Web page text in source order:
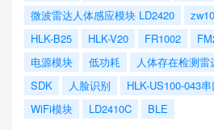
微波雷达人体感应模块 LD2420
HLK-B25
HLK-V20 FR1002
电源模块
低功耗 人体存在检测雷
SDK
人脸识别 HLK-US100-043
WiFi模块
LD2410C BLE